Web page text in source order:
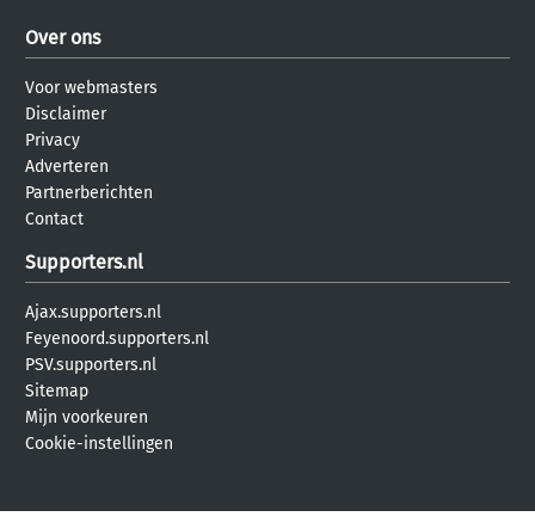
Over ons
Voor webmasters
Disclaimer
Privacy
Adverteren
Partnerberichten
Contact
Supporters.nl
Ajax.supporters.nl
Feyenoord.supporters.nl
PSV.supporters.nl
Sitemap
Mijn voorkeuren
Cookie-instellingen